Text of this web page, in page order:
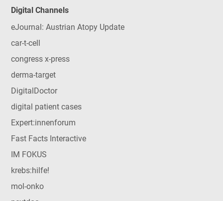
Digital Channels
eJournal: Austrian Atopy Update
car-t-cell
congress x-press
derma-target
DigitalDoctor
digital patient cases
Expert:innenforum
Fast Facts Interactive
IM FOKUS
krebs:hilfe!
mol-onko